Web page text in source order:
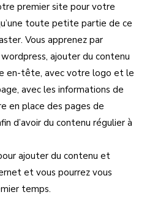
premier site pour votre
toute petite partie de ce
Vous apprenez par
ajouter du contenu
en-tête, avec votre logo et le
avec les informations de
en place des pages de
d’avoir du contenu régulier à
ajouter du contenu et
et vous pourrez vous
temps.